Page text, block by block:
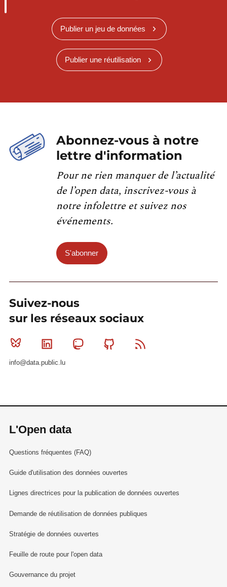
Publier un jeu de données
Publier une réutilisation
Abonnez-vous à notre
lettre d'information
Pour ne rien manquer de l’actualité
de l’open data, inscrivez-vous à
notre infolettre et suivez nos
événements.
S'abonner
Suivez-nous
sur les réseaux sociaux
Bluesky Linkedin MastodonGithub
info@data.public.lu
L'Open data
Questions fréquentes (FAQ)
Guide d'utilisation des données ouvertes
Lignes directrices pour la publication de données ouvertes
Demande de réutilisation de données publiques
Stratégie de données ouvertes
Feuille de route pour l'open data
Gouvernance du projet